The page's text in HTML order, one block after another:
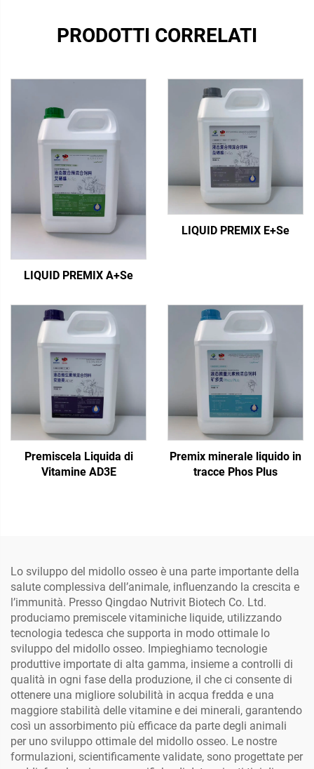
PRODOTTI CORRELATI
LIQUID PREMIX A+Se
LIQUID PREMIX E+Se
Premiscela Liquida di
Vitamine AD3E
Premix minerale liquido in
tracce Phos Plus
Lo sviluppo del midollo osseo è una parte importante della
salute complessiva dell’animale, influenzando la crescita e
l’immunità. Presso Qingdao Nutrivit Biotech Co. Ltd.
produciamo premiscele vitaminiche liquide, utilizzando
tecnologia tedesca che supporta in modo ottimale lo
sviluppo del midollo osseo. Impieghiamo tecnologie
produttive importate di alta gamma, insieme a controlli di
qualità in ogni fase della produzione, il che ci consente di
ottenere una migliore solubilità in acqua fredda e una
maggiore stabilità delle vitamine e dei minerali, garantendo
così un assorbimento più efficace da parte degli animali
per uno sviluppo ottimale del midollo osseo. Le nostre
formulazioni, scientificamente validate, sono progettate per